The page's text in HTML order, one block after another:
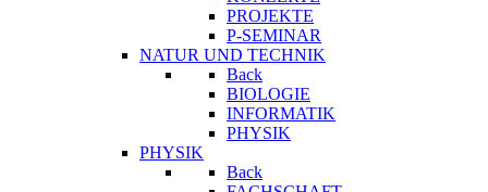
PROJEKTE
P-SEMINAR
NATUR UND TECHNIK
Back
BIOLOGIE
INFORMATIK
PHYSIK
PHYSIK
Back